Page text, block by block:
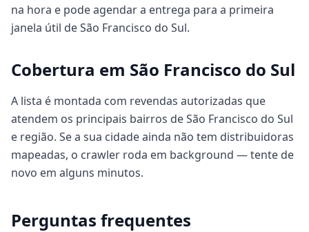
na hora e pode agendar a entrega para a primeira
janela útil de São Francisco do Sul.
Cobertura em São Francisco do Sul
A lista é montada com revendas autorizadas que
atendem os principais bairros de São Francisco do Sul
e região. Se a sua cidade ainda não tem distribuidoras
mapeadas, o crawler roda em background — tente de
novo em alguns minutos.
Perguntas frequentes